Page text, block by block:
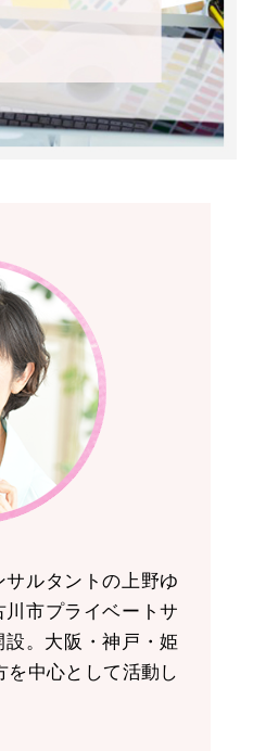
ルタントの上野ゆ
市プライベートサ
。 大阪・神戸・姫
を中心として活動し